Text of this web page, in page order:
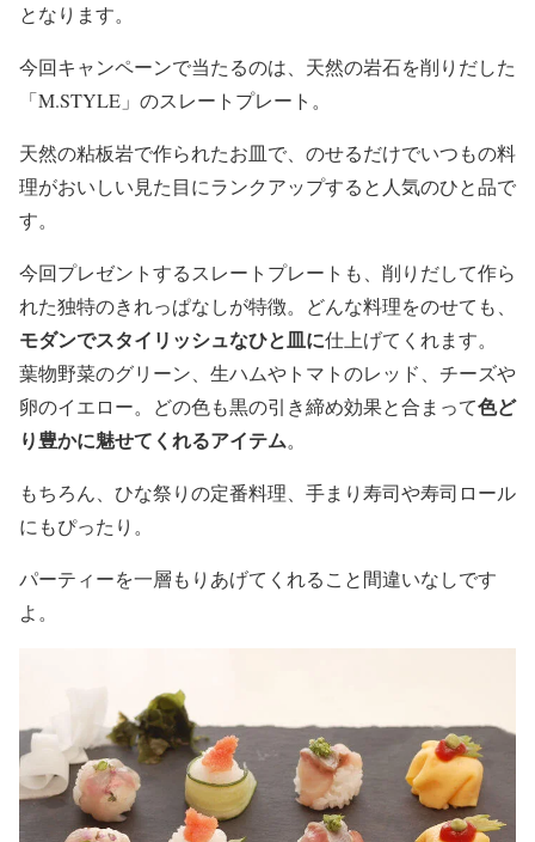
となります。
今回キャンペーンで当たるのは、天然の岩石を削りだした
「M.STYLE」のスレートプレート。
天然の粘板岩で作られたお皿で、のせるだけでいつもの料
理がおいしい見た目にランクアップすると人気のひと品で
す。
今回プレゼントするスレートプレートも、削りだして作ら
れた独特のきれっぱなしが特徴。どんな料理をのせても、
モダンでスタイリッシュなひと皿に仕上げてくれます。
葉物野菜のグリーン、生ハムやトマトのレッド、チーズや
卵のイエロー。どの色も黒の引き締め効果と合まって色ど
り豊かに魅せてくれるアイテム。
もちろん、ひな祭りの定番料理、手まり寿司や寿司ロール
にもぴったり。
パーティーを一層もりあげてくれること間違いなしです
よ。